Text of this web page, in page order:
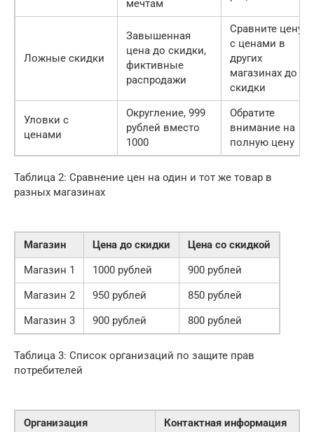
мечтам
Ложные скидки
Завышенная
цена до скидки,
фиктивные
распродажи
Сравните цену
с ценами в
других
магазинах до
скидки
Уловки с
ценами
Округление, 999
рублей вместо
1000
Обратите
внимание на
полную цену
Таблица 2: Сравнение цен на один и тот же товар в
разных магазинах
Магазин Цена до скидки
Цена со скидкой
Магазин 1
1000 рублей
900 рублей
Магазин 2
950 рублей
850 рублей
Магазин 3
900 рублей 800 рублей
Таблица 3: Список организаций по защите прав
потребителей
Организация
Контактная информация